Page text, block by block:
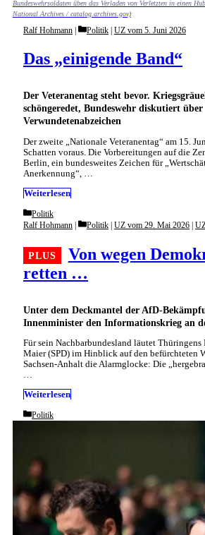
Bundeswehrsoldaten üben das Verladen von Verletzten in einen
National Archives / catalog.archives.gov)
Der Veteranentag steht bevor.
schöngeredet, Bundeswehr diskutiert über
Verwundetenabzeichen
Das „einigende Band“
Ralf Hohmann Categories
Politik | UZ vom 5. Juni 2026
Der zweite „Nationale Veteranentag“ am 15.
Schatten voraus. Die Vorbereitungen auf die
Berlin, ein bundesweites Zeichen für
Anerkennung“, …
Weiterlesen
Categories
Politik
Unter dem Deckmantel der AfD-
Innenminister den Informationskrieg an
Von wegen
retten …
Ralf Hohmann Categories
Politik | UZ vom 29. Mai 2026 |
Für sein Nachbarbundesland läutet Thüringens
Maier (SPD) im Hinblick auf den befürchteten
Sachsen-Anhalt die Alarmglocke: Die
…
Weiterlesen
Categories
Politik